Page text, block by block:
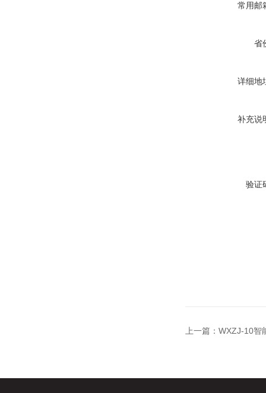
常用邮
省
详细地
补充说
验证
上一篇： WXZJ-10智